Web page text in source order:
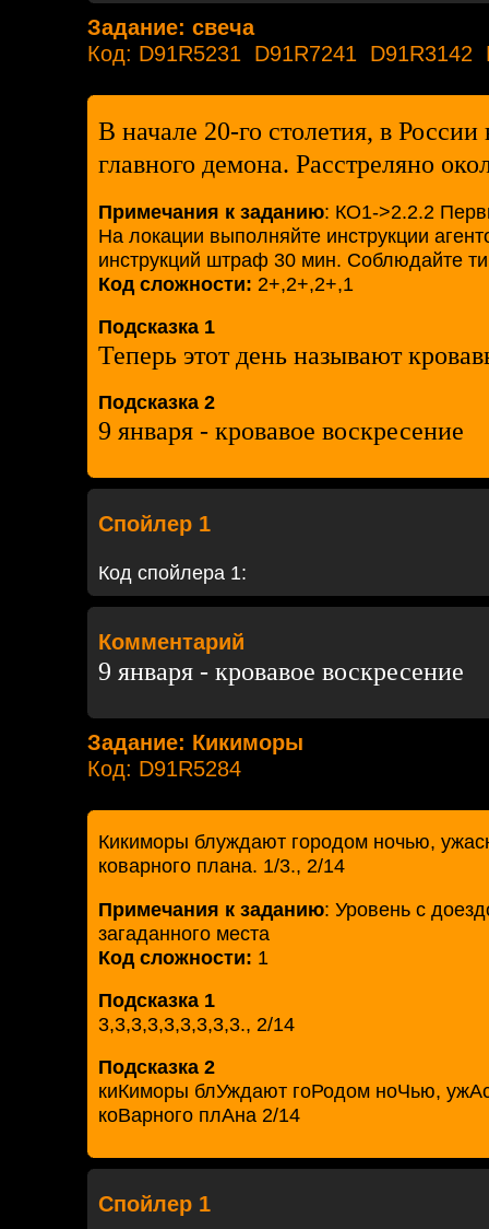
Задание: свеча
Код: D91R5231 D91R7241
В начале 20-го столетия, в
главного демона. Расстреляно
Примечания к заданию: КО1->2.2.2
На локации выполняйте инструкции
инструкций штраф 30 мин. Соблюдайте
Код сложности: 2+,2+,2+,1
Подсказка 1
Теперь этот день называют
Подсказка 2
9 января - кровавое воскресение
Спойлер 1
Код спойлера 1:
Комментарий
9 января - кровавое воскресение
Задание: Кикиморы
Код: D91R5284
Кикиморы блуждают городом ночью,
коварного плана. 1/3., 2/14
Примечания к заданию: Уровень с
загаданного места
Код сложности: 1
Подсказка 1
3,3,3,3,3,3,3,3,3., 2/14
Подсказка 2
киКиморы блУждают гоРодом ноЧью,
коВарного плАна 2/14
Спойлер 1